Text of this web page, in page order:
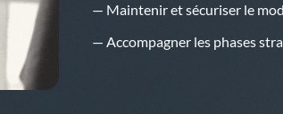
— Maintenir et sécuriser le
— Accompagner les phases